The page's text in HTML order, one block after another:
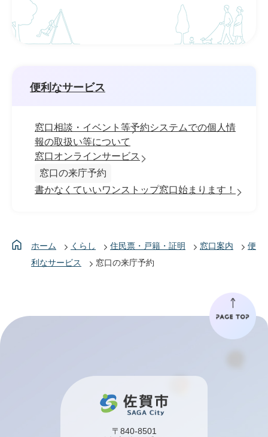
便利なサービス
窓口相談・イベント等予約システムでの個人情
報の取扱い等について
窓口オンラインサービス
窓口の来庁予約
書かなくていいワンストップ窓口始まります！
ホーム くらし 住民票・戸籍・証明 窓口案内
便
利なサービス
窓口の来庁予約
〒840-8501